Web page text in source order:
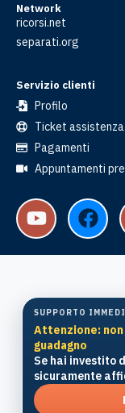
Network
ricorsi.net
separati.org
Servizio clienti
Profilo
Ticket assistenza
Pagamenti
Appuntamenti
SUPPORTO
Attenzione:
guadagno
Se hai investito
sicuramente